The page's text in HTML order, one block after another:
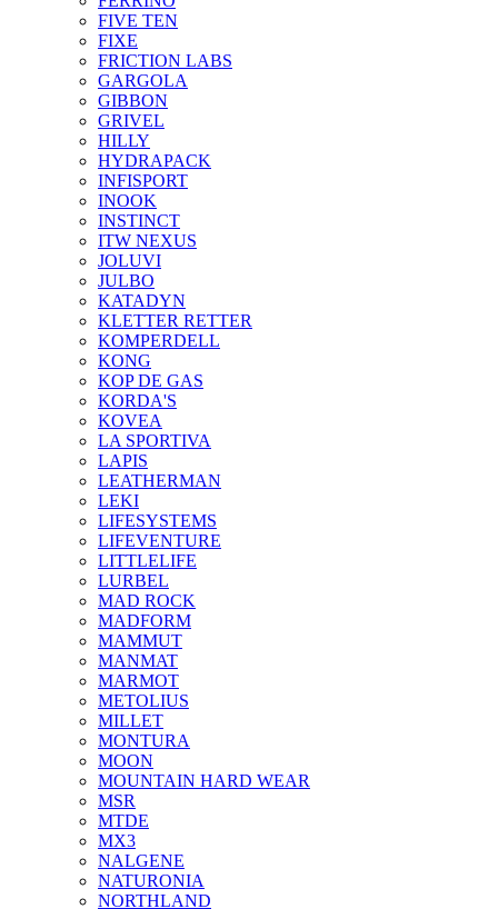
FIVE TEN
FIXE
FRICTION LABS
GARGOLA
GIBBON
GRIVEL
HILLY
HYDRAPACK
INFISPORT
INOOK
INSTINCT
ITW NEXUS
JOLUVI
JULBO
KATADYN
KLETTER RETTER
KOMPERDELL
KONG
KOP DE GAS
KORDA'S
KOVEA
LA SPORTIVA
LAPIS
LEATHERMAN
LEKI
LIFESYSTEMS
LIFEVENTURE
LITTLELIFE
LURBEL
MAD ROCK
MADFORM
MAMMUT
MANMAT
MARMOT
METOLIUS
MILLET
MONTURA
MOON
MOUNTAIN HARD WEAR
MSR
MTDE
MX3
NALGENE
NATURONIA
NORTHLAND